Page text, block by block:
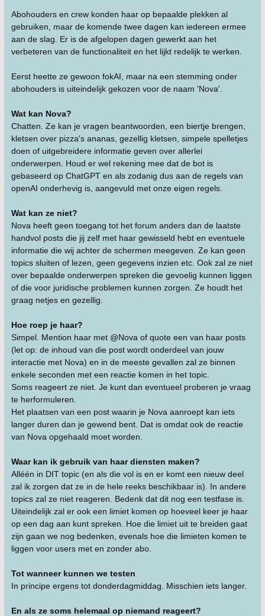
Abohouders en crew konden haar op bepaalde plekken al
gebruiken, maar de komende twee dagen kan iedereen ermee
aan de slag. Er is de afgelopen dagen gewerkt aan het
verbeteren van de functionaliteit en het lijkt redelijk te werken.
Eerst heette ze gewoon fokAI, maar na een stemming onder
abohouders is uiteindelijk gekozen voor de naam 'Nova'.
Wat kan Nova?
Chatten. Ze kan je vragen beantwoorden, een biertje brengen,
kletsen over pizza's ananas, gezellig kletsen, simpele spelletjes
doen of uitgebreidere informatie geven over allerlei
onderwerpen. Houd er wel rekening mee dat de bot is
gebaseerd op ChatGPT en als zodanig dus aan de regels van
openAI onderhevig is, aangevuld met onze eigen regels.
Wat kan ze niet?
Nova heeft geen toegang tot het forum anders dan de laatste
handvol posts die jij zelf met haar gewisseld hebt en eventuele
informatie die wij achter de schermen meegeven. Ze kan geen
topics sluiten of lezen, geen gegevens inzien etc. Ook zal ze niet
over bepaalde onderwerpen spreken die gevoelig kunnen liggen
of die voor juridische problemen kunnen zorgen. Ze houdt het
graag netjes en gezellig.
Hoe roep je haar?
Simpel. Mention haar met @Nova of quote een van haar posts
(let op: de inhoud van die post wordt onderdeel van jouw
interactie met Nova) en in de meeste gevallen zal ze binnen
enkele seconden met een reactie komen in het topic.
Soms reageert ze niet. Je kunt dan eventueel proberen je vraag
te herformuleren.
Het plaatsen van een post waarin je Nova aanroept kan iets
langer duren dan je gewend bent. Dat is omdat ook de reactie
van Nova opgehaald moet worden.
Waar kan ik gebruik van haar diensten maken?
Alléén in DIT topic (en als die vol is en er komt een nieuw deel
zal ik zorgen dat ze in de hele reeks beschikbaar is). In andere
topics zal ze niet reageren. Bedenk dat dit nog een testfase is.
Uiteindelijk zal er ook een limiet komen op hoeveel keer je haar
op een dag aan kunt spreken. Hoe die limiet uit te breiden gaat
zijn gaan we nog bedenken, evenals hoe die limieten komen te
liggen voor users met en zonder abo.
Tot wanneer kunnen we testen
In principe ergens tot donderdagmiddag. Misschien iets langer.
En als ze soms helemaal op niemand reageert?